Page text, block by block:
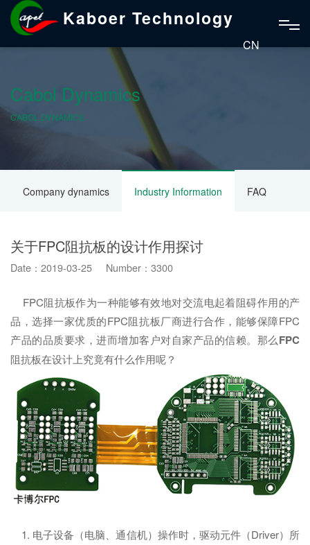
Kaboer Technology
CN
Cabol Dynamics
CABOL DYNAMICS
Company dynamics Industry Information FAQ
关于FPC阻抗板的设计作用探讨
Date：2019-03-25 Number：3300
FPC阻抗板作为一种能够有效地对交流电起着阻碍作用的产
品，选择一家优质的FPC阻抗板厂商进行合作，能够保障FPC
产品的品质要求，进而增加客户对自家产品的信赖。那么FPC
阻抗板在设计上究竟有什么作用呢？
1. 电子设备（电脑、通信机）操作时，驱动元件（Driver）所